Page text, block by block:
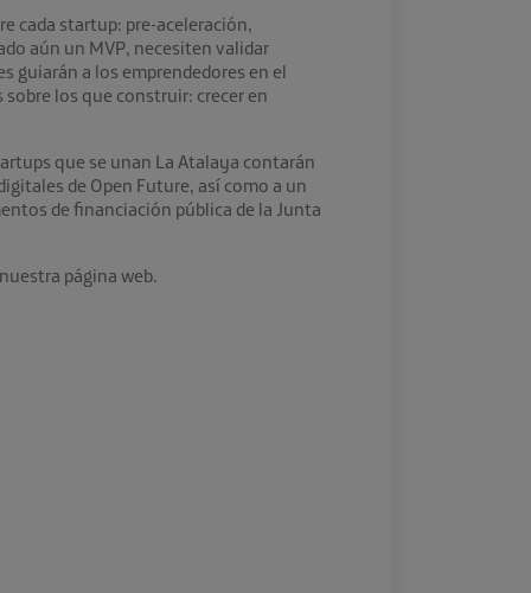
cada startup: pre-aceleración,
aún un MVP, necesiten validar
guiarán a los emprendedores en el
los que construir: crecer en
que se unan La Atalaya contarán
de Open Future, así como a un
de financiación pública de la Junta
página web.